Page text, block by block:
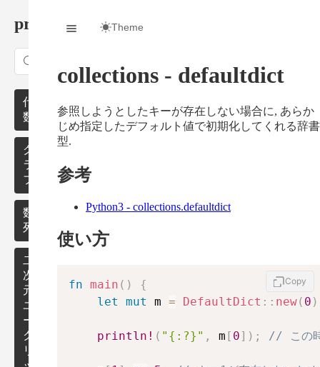
procon/
代
数
モ
ノ
イ
ド
群・
環・
体
数・
行列
剰
余
グ
ラ
フ
最
短
路
無
向
グ
ラ
フ
数
列
累
積
和
区
間
木
二
次
元
ユ
ー
ク
リ
Theme
collections - defaultdict
参照しようとしたキーが存在しない場合に, あらか
じめ指定したデフォルト値で初期化してくれる辞書
型.
参考
Python3 - collections.defaultdict
使い方
fn main ( )
{
let
mut m = DefaultDict :: new( 0 )
println! ( "{:?}" , m [ 0] ) ; // この
Copy